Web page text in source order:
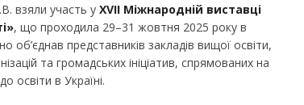
взяли участь у XVII Міжнародній виставці
, що проходила 29–31 жовтня 2025 року в
об’єднав представників закладів вищої освіти,
та громадських ініціатив, спрямованих на
освіти в Україні.